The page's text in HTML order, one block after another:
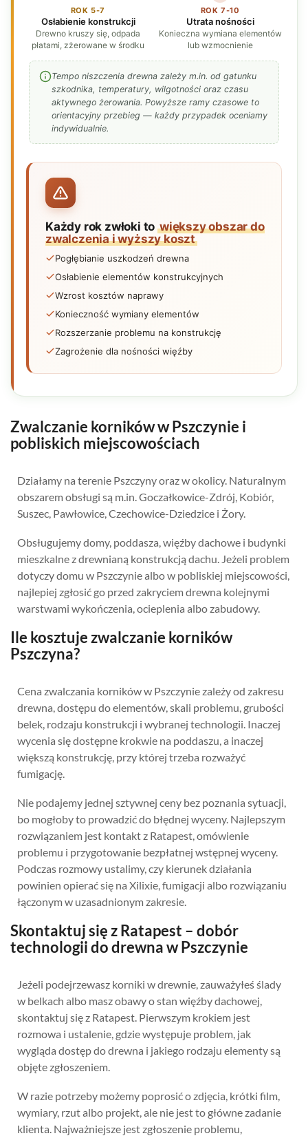
ROK 5-7
Osłabienie konstrukcji
Drewno kruszy się, odpada
płatami, zżerowane w środku
ROK 7-10
Utrata nośności
Konieczna wymiana elementów
lub wzmocnienie
Tempo niszczenia drewna zależy m.in. od gatunku
szkodnika, temperatury, wilgotności oraz czasu
aktywnego żerowania. Powyższe ramy czasowe to
orientacyjny przebieg — każdy przypadek oceniamy
indywidualnie.
Każdy rok zwłoki to większy obszar do
zwalczenia i wyższy koszt
Pogłębianie uszkodzeń drewna
Osłabienie elementów konstrukcyjnych
Wzrost kosztów naprawy
Konieczność wymiany elementów
Rozszerzanie problemu na konstrukcję
Zagrożenie dla nośności więźby
Zwalczanie korników w Pszczynie i
pobliskich miejscowościach
Działamy na terenie Pszczyny oraz w okolicy. Naturalnym
obszarem obsługi są m.in. Goczałkowice-Zdrój, Kobiór,
Suszec, Pawłowice, Czechowice-Dziedzice i Żory.
Obsługujemy domy, poddasza, więźby dachowe i budynki
mieszkalne z drewnianą konstrukcją dachu. Jeżeli problem
dotyczy domu w Pszczynie albo w pobliskiej miejscowości,
najlepiej zgłosić go przed zakryciem drewna kolejnymi
warstwami wykończenia, ocieplenia albo zabudowy.
Ile kosztuje zwalczanie korników
Pszczyna?
Cena zwalczania korników w Pszczynie zależy od zakresu
drewna, dostępu do elementów, skali problemu, grubości
belek, rodzaju konstrukcji i wybranej technologii. Inaczej
wycenia się dostępne krokwie na poddaszu, a inaczej
większą konstrukcję, przy której trzeba rozważyć
fumigację.
Nie podajemy jednej sztywnej ceny bez poznania sytuacji,
bo mogłoby to prowadzić do błędnej wyceny. Najlepszym
rozwiązaniem jest kontakt z Ratapest, omówienie
problemu i przygotowanie bezpłatnej wstępnej wyceny.
Podczas rozmowy ustalimy, czy kierunek działania
powinien opierać się na Xilixie, fumigacji albo rozwiązaniu
łączonym w uzasadnionym zakresie.
Skontaktuj się z Ratapest – dobór
technologii do drewna w Pszczynie
Jeżeli podejrzewasz korniki w drewnie, zauważyłeś ślady
w belkach albo masz obawy o stan więźby dachowej,
skontaktuj się z Ratapest. Pierwszym krokiem jest
rozmowa i ustalenie, gdzie występuje problem, jak
wygląda dostęp do drewna i jakiego rodzaju elementy są
objęte zgłoszeniem.
W razie potrzeby możemy poprosić o zdjęcia, krótki film,
wymiary, rzut albo projekt, ale nie jest to główne zadanie
klienta. Najważniejsze jest zgłoszenie problemu,